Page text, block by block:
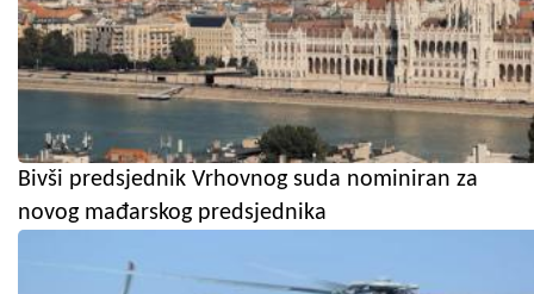
Bivši predsjednik Vrhovnog suda nominiran za
novog mađarskog predsjednika